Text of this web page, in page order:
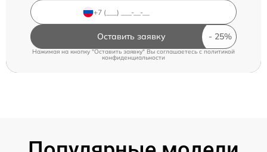
Оставить заявку
Нажимая на кнопку "Оставить заявку" Вы соглашаетесь cполитикой
конфиденциальности